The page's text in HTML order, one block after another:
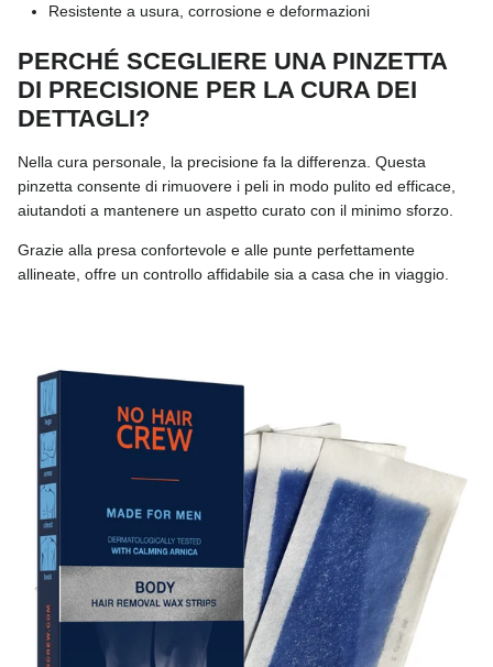
Resistente a usura, corrosione e deformazioni
PERCHÉ SCEGLIERE UNA PINZETTA
DI PRECISIONE PER LA CURA DEI
DETTAGLI?
Nella cura personale, la precisione fa la differenza. Questa
pinzetta consente di rimuovere i peli in modo pulito ed efficace,
aiutandoti a mantenere un aspetto curato con il minimo sforzo.
Grazie alla presa confortevole e alle punte perfettamente
allineate, offre un controllo affidabile sia a casa che in viaggio.